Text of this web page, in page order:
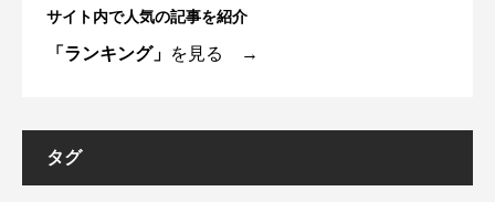
サイト内で人気の記事を紹介
「ランキング」 を見る →
タグ